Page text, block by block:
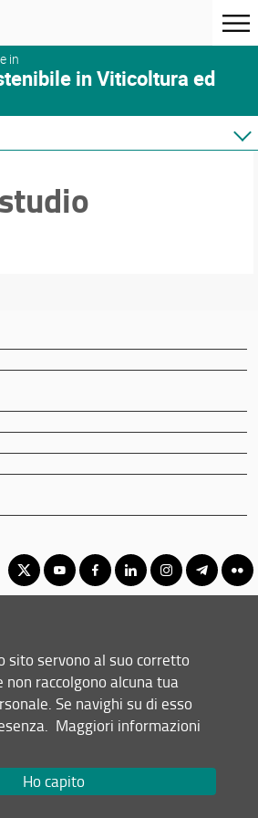
in
in Viticoltura ed
Università degli Studi di Firenze UNIFI
P.IVA/Cod.Fis 01279680480
delle Cascine, 18 - 50144 Firenze (FI)
Email:
sito servono al suo corretto
raccolgono alcuna tua
Se navighi su di esso
Maggiori informazioni
Ho capito